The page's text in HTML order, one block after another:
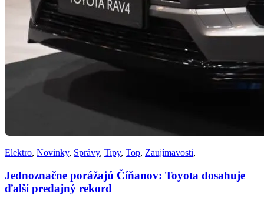
Elektro, Novinky, Správy, Tipy, Top, Zaujímavosti,
Jednoznačne porážajú Číňanov: Toyota dosahuje
ďalší predajný rekord